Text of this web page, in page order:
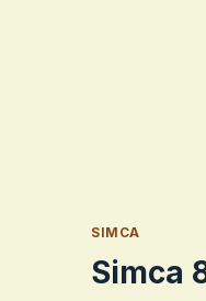
SIMCA
Simca